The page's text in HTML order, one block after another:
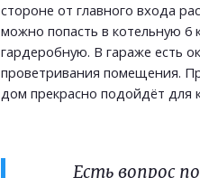
стороне от главного входа
можно попасть в котельную
гардеробную. В гараже есть
проветривания помещения.
дом прекрасно подойдёт для
Есть вопрос